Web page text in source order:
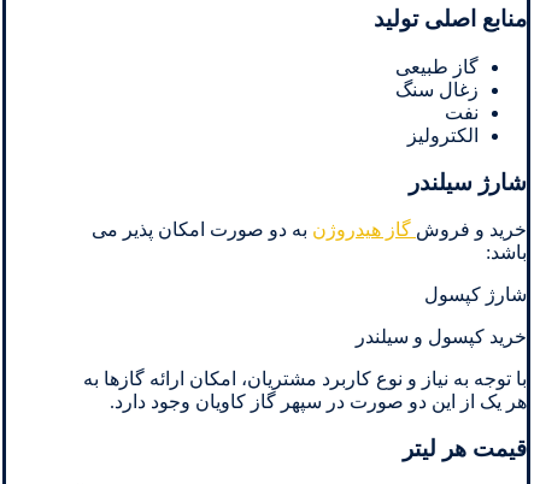
منابع اصلی تولید
گاز طبیعی
زغال سنگ
نفت
الکترولیز
شارژ سیلندر
خرید و فروش گاز هیدروژن به دو صورت امکان پذیر می
باشد:
شارژ کپسول
خرید کپسول و سیلندر
با توجه به نیاز و نوع کاربرد مشتریان، امکان ارائه گازها به
هر یک از این دو صورت در سپهر گاز کاویان وجود دارد.
قیمت هر لیتر